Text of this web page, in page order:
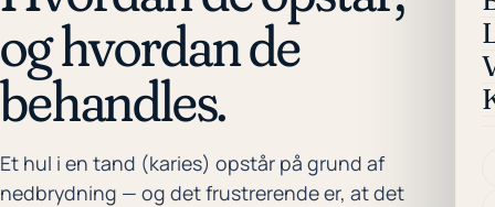
og hvordan de
behandles.
Et hul i en tand (karies) opstår på grund af
nedbrydning — og det frustrerende er, at det